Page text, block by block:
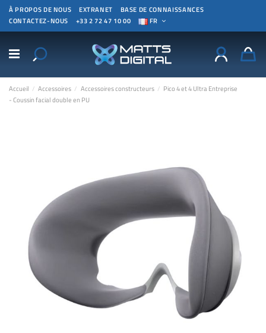
À PROPOS DE NOUS EXTRANET
BASE DE CONNAISSANCES
CONTACTEZ-NOUS
+33 2 72 47 10 00 FR
Accueil Accessoires Accessoires constructeurs
Pico 4 et 4 Ultra Entreprise
- Coussin facial double en PU